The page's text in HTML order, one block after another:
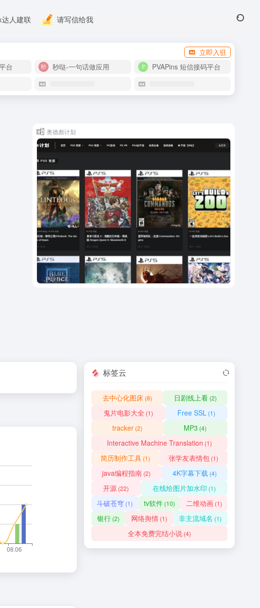
人建联 请写信给我
立即入驻
台 秒哒-一句话做应用
PVAPins 短信接码平台
奥德彪计划
标签云
去中心化图床(8) 日剧线上看(2)
鬼片电影大全 (1) Free SSL (1)
tracker(2) MP3 (4)
Interactive Machine Translation (1)
简历制作工具 (1) 张学友表情包 (1)
java编程指南 (2) 4K字幕下载 (4)
开源 (22) 在线给图片加水印 (1)
斗破苍穹 (1) tv软件 (10) 二维动画(1)
银行 (2) 网络舆情 (1) 非主流域名 (1)
全本免费完结小说 (4)